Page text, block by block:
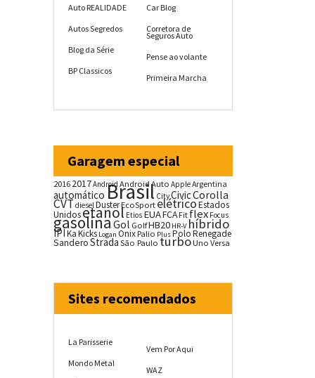
Auto REALIDADE
Autos Segredos
Blog da Série
BP Classicos
Car Blog
Corretora de
Seguros Auto
Pense ao volante
Primeira Marcha
Garagem especial
20162017Android Android Auto AppleArgentina
automáticoBrasil CityCivicCorolla
CVT dieselDusterEcoSport elétricoEstados
Unidosetanol Etios EUAFCA Fit flex Focus
gasolina Gol GolfHB20 HR-V híbrido
IPIKaKicks Logan OnixPalio PlusPoloRenegade
SanderoStrada São Paulo turboUno Versa
Sites recomendados
La Parisserie
Mondo Metal
Vem Por Aqui
WAZ